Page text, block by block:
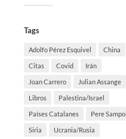
Tags
Adolfo Pérez Esquivel China
Citas Covid Irán
Joan Carrero Julian Assange
Libros Palestina/Israel
Países Catalanes Pere Sampol
Siria Ucrania/Rusia